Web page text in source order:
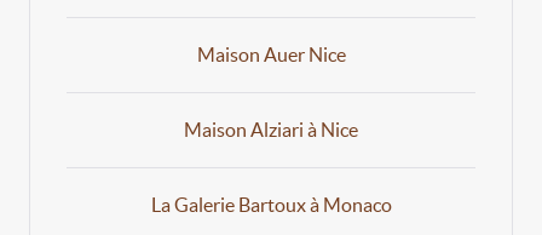
Maison Auer Nice
Maison Alziari à Nice
La Galerie Bartoux à Monaco